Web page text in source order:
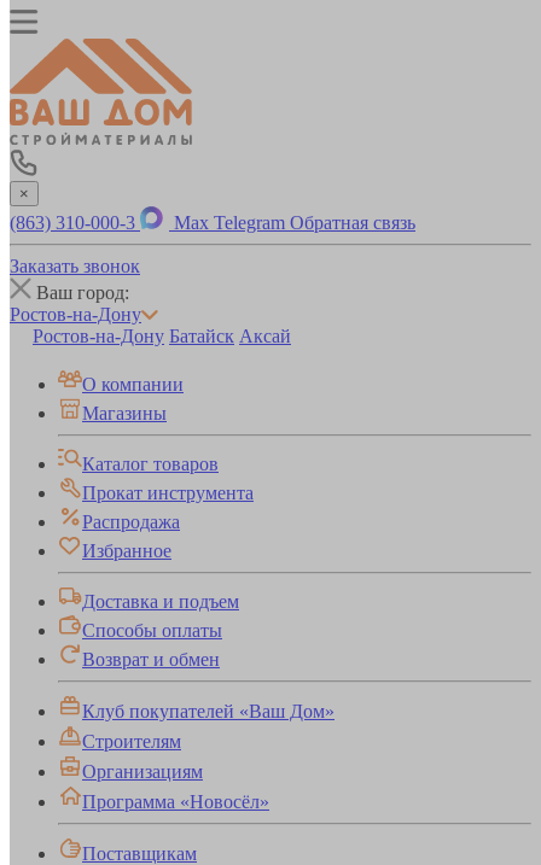
×
(863) 310-000-3 Max Telegram Обратная связь
Заказать звонок
Ваш город:
Ростов-на-Дону
Ростов-на-Дону Батайск Аксай
О компании
Магазины
Каталог товаров
Прокат инструмента
Распродажа
Избранное
Доставка и подъем
Способы оплаты
Возврат и обмен
Клуб покупателей «Ваш Дом»
Строителям
Организациям
Программа «Новосёл»
Поставщикам